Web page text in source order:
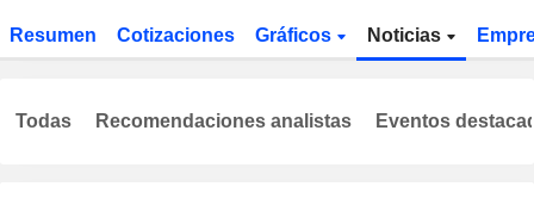
Resumen Cotizaciones Gráficos Noticias
Todas Recomendaciones analistas Eventos